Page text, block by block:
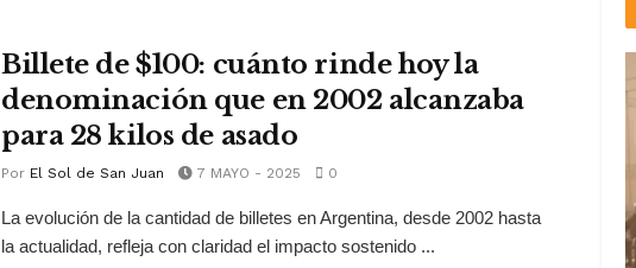
Billete de $100: cuánto rinde hoy la
denominación que en 2002 alcanzaba
para 28 kilos de asado
Por El Sol de San Juan 7 MAYO - 2025 0
La evolución de la cantidad de billetes en Argentina, desde 2002 hasta
la actualidad, refleja con claridad el impacto sostenido ...